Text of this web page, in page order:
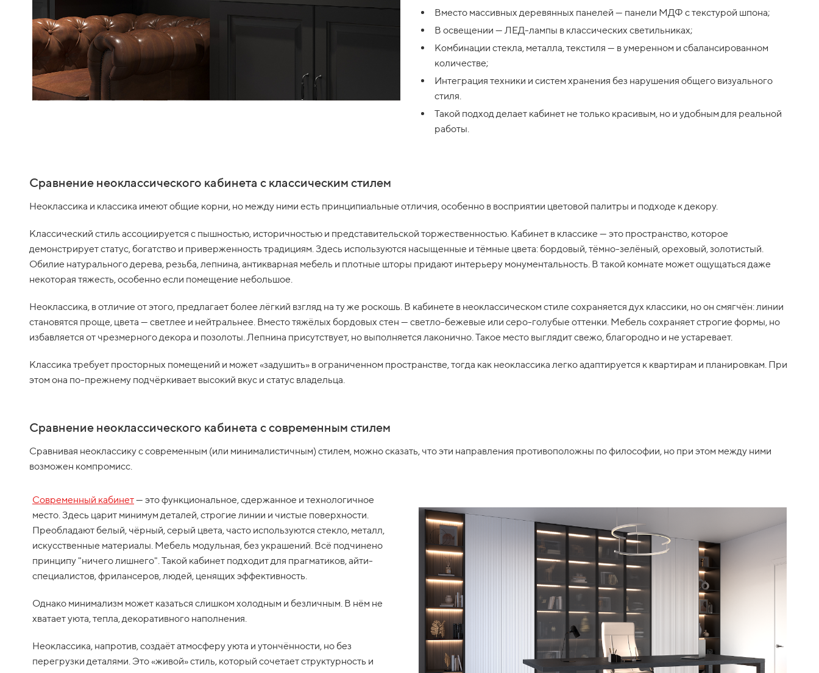
Вместо массивных деревянных панелей — панели МДФ с текстурой шпона;
В освещении — ЛЕД-лампы в классических светильниках;
Комбинации стекла, металла, текстиля — в умеренном и сбалансированном
количестве;
Интеграция техники и систем хранения без нарушения общего визуального
стиля.
Такой подход делает кабинет не только красивым, но и удобным для реальной
работы.
Сравнение неоклассического кабинета с классическим стилем
Неоклассика и классика имеют общие корни, но между ними есть принципиальные отличия, особенно в восприятии цветовой палитры и подходе к декору.
Классический стиль ассоциируется с пышностью, историчностью и представительской торжественностью. Кабинет в классике — это пространство, которое
демонстрирует статус, богатство и приверженность традициям. Здесь используются насыщенные и тёмные цвета: бордовый, тёмно-зелёный, ореховый, золотистый.
Обилие натурального дерева, резьба, лепнина, антикварная мебель и плотные шторы придают интерьеру монументальность. В такой комнате может ощущаться даже
некоторая тяжесть, особенно если помещение небольшое.
Неоклассика, в отличие от этого, предлагает более лёгкий взгляд на ту же роскошь. В кабинете в неоклассическом стиле сохраняется дух классики, но он смягчён: линии
становятся проще, цвета — светлее и нейтральнее. Вместо тяжёлых бордовых стен — светло-бежевые или серо-голубые оттенки. Мебель сохраняет строгие формы, но
избавляется от чрезмерного декора и позолоты. Лепнина присутствует, но выполняется лаконично. Такое место выглядит свежо, благородно и не устаревает.
Классика требует просторных помещений и может «задушить» в ограниченном пространстве, тогда как неоклассика легко адаптируется к квартирам и планировкам. При
этом она по-прежнему подчёркивает высокий вкус и статус владельца.
Сравнение неоклассического кабинета с современным стилем
Сравнивая неоклассику с современным (или минималистичным) стилем, можно сказать, что эти направления противоположны по философии, но при этом между ними
возможен компромисс.
Современный кабинет— это функциональное, сдержанное и технологичное
место. Здесь царит минимум деталей, строгие линии и чистые поверхности.
Преобладают белый, чёрный, серый цвета, часто используются стекло, металл,
искусственные материалы. Мебель модульная, без украшений. Всё подчинено
принципу "ничего лишнего". Такой кабинет подходит для прагматиков, айти-
специалистов, фрилансеров, людей, ценящих эффективность.
Однако минимализм может казаться слишком холодным и безличным. В нём не
хватает уюта, тепла, декоративного наполнения.
Неоклассика, напротив, создаёт атмосферу уюта и утончённости, но без
перегрузки деталями. Это «живой» стиль, который сочетает структурность и